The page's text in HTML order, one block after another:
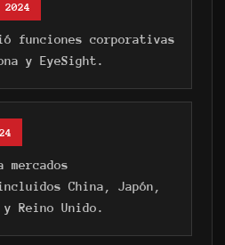
funciones corporativas
y EyeSight.
China, Japón,
Reino Unido.